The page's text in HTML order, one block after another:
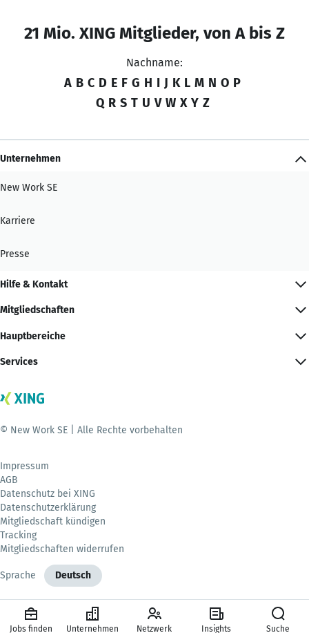
21 Mio. XING Mitglieder, von A bis Z
Nachname:
A B C D E F G H I J K L M N O P
Q R S T U V W X Y Z
Unternehmen
New Work SE
Karriere
Presse
Hilfe & Kontakt
Mitgliedschaften
Hauptbereiche
Services
© New Work SE | Alle Rechte vorbehalten
Impressum
AGB
Datenschutz bei XING
Datenschutzerklärung
Mitgliedschaft kündigen
Tracking
Mitgliedschaften widerrufen
Sprache Deutsch
Jobs finden Unternehmen Netzwerk Insights Suche